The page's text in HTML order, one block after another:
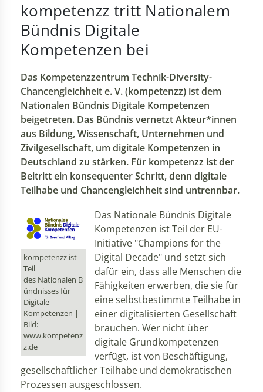
kompetenzz tritt Nationalem
Bündnis Digitale
Kompetenzen bei
Das Kompetenzzentrum Technik-Diversity-
Chancengleichheit e. V. (kompetenzz) ist dem
Nationalen Bündnis Digitale Kompetenzen
beigetreten. Das Bündnis vernetzt Akteur*innen
aus Bildung, Wissenschaft, Unternehmen und
Zivilgesellschaft, um digitale Kompetenzen in
Deutschland zu stärken. Für kompetenzz ist der
Beitritt ein konsequenter Schritt, denn digitale
Teilhabe und Chancengleichheit sind untrennbar.
kompetenzz ist
Teil
des Nationalen B
ündnisses für
Digitale
Kompetenzen |
Bild:
www.kompetenz
z.de
Das Nationale Bündnis Digitale
Kompetenzen ist Teil der EU-
Initiative "Champions for the
Digital Decade" und setzt sich
dafür ein, dass alle Menschen die
Fähigkeiten erwerben, die sie für
eine selbstbestimmte Teilhabe in
einer digitalisierten Gesellschaft
brauchen. Wer nicht über
digitale Grundkompetenzen
verfügt, ist von Beschäftigung,
gesellschaftlicher Teilhabe und demokratischen
Prozessen ausgeschlossen.